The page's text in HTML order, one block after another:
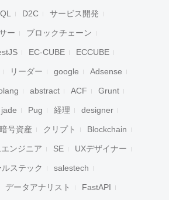
D2C サービス開発
ー ブロックチェーン
EC-CUBE ECCUBE
リーダー google Adsense
abstract ACF Grunt
jade Pug 経理 designer
暗号資産 クリプト Blockchain
ンジニア SE UXデザイナー
ルステック salestech
データアナリスト FastAPI